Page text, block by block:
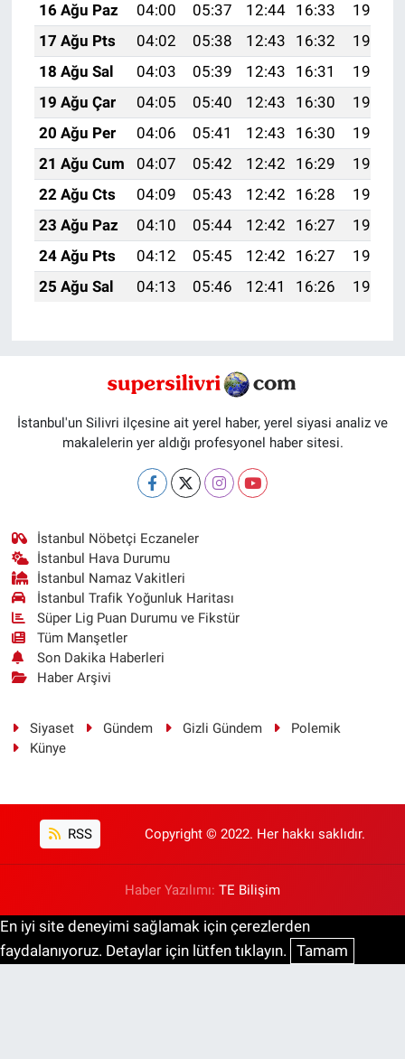
16 Ağu Paz
04:00 05:37 12:44 16:33
19:40
17 Ağu Pts
04:02 05:38 12:43 16:32
19:39
18 Ağu Sal
04:03 05:39 12:43 16:31
19:37
19 Ağu Çar
04:05 05:40 12:43 16:30
19:36
20 Ağu Per
04:06 05:41 12:43 16:30
19:34
21 Ağu Cum
04:07 05:42 12:42 16:29
19:33
22 Ağu Cts
04:09 05:43 12:42 16:28
19:31
23 Ağu Paz
04:10 05:44 12:42 16:27
19:30
24 Ağu Pts
04:12 05:45 12:42 16:27
19:28
25 Ağu Sal
04:13 05:46 12:41 16:26 19:27
İstanbul'un Silivri ilçesine ait yerel haber, yerel siyasi analiz ve
makalelerin yer aldığı profesyonel haber sitesi.
İstanbul Nöbetçi Eczaneler
İstanbul Hava Durumu
İstanbul Namaz Vakitleri
İstanbul Trafik Yoğunluk Haritası
Süper Lig Puan Durumu ve Fikstür
Tüm Manşetler
Son Dakika Haberleri
Haber Arşivi
Siyaset Gündem Gizli Gündem
Polemik
Künye
RSS Copyright © 2022. Her hakkı saklıdır.
Haber Yazılımı: TE Bilişim
En iyi site deneyimi sağlamak için çerezlerden
faydalanıyoruz. Detaylar için lütfen tıklayın. Tamam